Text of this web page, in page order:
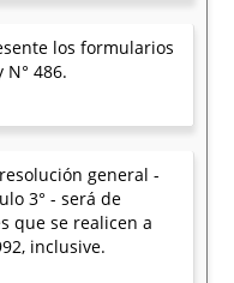
los formularios
486.
general -
3° - será de
que se realicen a
inclusive.